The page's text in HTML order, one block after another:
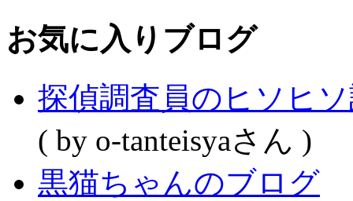
お気に入りブログ
探偵調査員のヒソヒ
( by o-tanteisyaさん )
黒猫ちゃんのブログ